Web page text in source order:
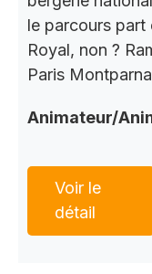
le parcours part
Royal, non ?
Paris
Animateur/
Voir le
détail